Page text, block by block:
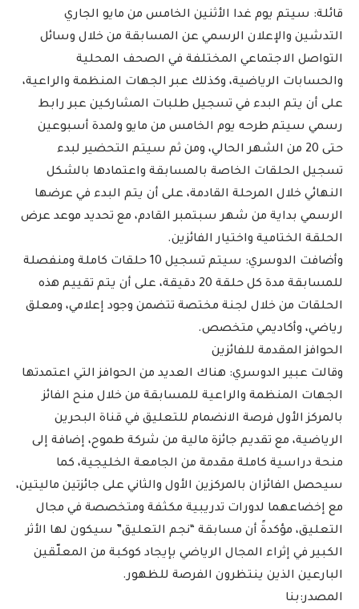
قائلة: سيتم يوم غدا الأثنين الخامس من مايو الجاري
التدشين والإعلان الرسمي عن المسابقة من خلال وسائل
التواصل الاجتماعي المختلفة في الصحف المحلية
والحسابات الرياضية، وكذلك عبر الجهات المنظمة والراعية،
على أن يتم البدء في تسجيل طلبات المشاركين عبر رابط
رسمي سيتم طرحه يوم الخامس من مايو ولمدة أسبوعين
حتى 20 من الشهر الحالي، ومن ثم سيتم التحضير لبدء
تسجيل الحلقات الخاصة بالمسابقة واعتمادها بالشكل
النهائي خلال المرحلة القادمة، على أن يتم البدء في عرضها
الرسمي بداية من شهر سبتمبر القادم، مع تحديد موعد عرض
الحلقة الختامية واختيار الفائزين.
وأضافت الدوسري: سيتم تسجيل 10 حلقات كاملة ومنفصلة
للمسابقة مدة كل حلقة 20 دقيقة، على أن يتم تقييم هذه
الحلقات من خلال لجنة مختصة تتضمن وجود إعلامي، ومعلق
رياضي، وأكاديمي متخصص.
الحوافز المقدمة للفائزين
وقالت عبير الدوسري: هناك العديد من الحوافز التي اعتمدتها
الجهات المنظمة والراعية للمسابقة من خلال منح الفائز
بالمركز الأول فرصة الانضمام للتعليق في قناة البحرين
الرياضية، مع تقديم جائزة مالية من شركة طموح، إضافة إلى
منحة دراسية كاملة مقدمة من الجامعة الخليجية، كما
سيحصل الفائزان بالمركزين الأول والثاني على جائزتين ماليتين،
مع إخضاعهما لدورات تدريبية مكثفة ومتخصصة في مجال
التعليق، مؤكدةً أن مسابقة “نجم التعليق” سيكون لها الأثر
الكبير في إثراء المجال الرياضي بإيجاد كوكبة من المعلّقين
البارعين الذين ينتظرون الفرصة للظهور.
المصدر:بنا